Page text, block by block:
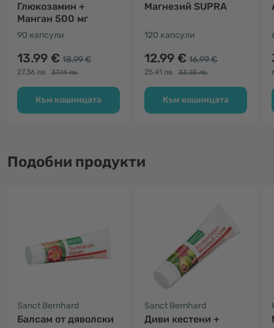
Глюкозамин +
Манган 500 мг
90 капсули
13.99 € 18.99 €
27.36 лв. 37.14 лв.
Към кошницата
Магнезий SUPRA
120 капсули
12.99 € 16.99 €
25.41 лв. 33.23 лв.
Към кошницата
Подобни продукти
Sanct Bernhard
Балсам от дяволски
Sanct Bernhard
Диви кестени +